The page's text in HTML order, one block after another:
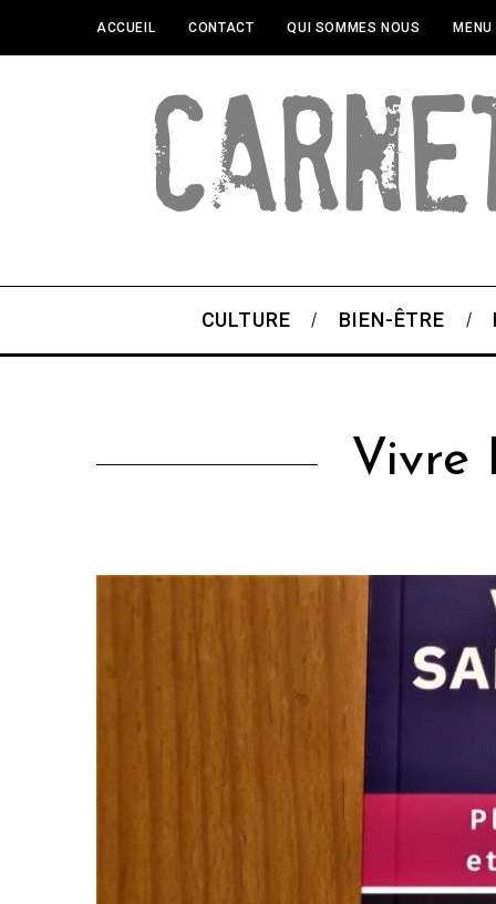
ACCUEIL CONTACT QUI SOMMES NOUS MENU
CULTURE BIEN-ÊTRE
Vivre